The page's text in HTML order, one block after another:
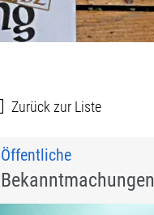
Zurück zur Liste
Öffentliche
Bekanntmachungen